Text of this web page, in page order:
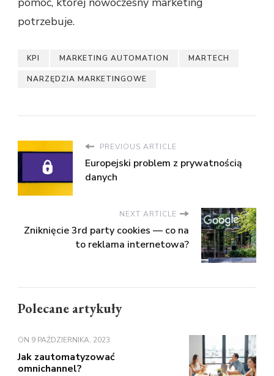
potrzebuje.
KPI MARKETING AUTOMATION MARTECH
NARZĘDZIA MARKETINGOWE
PREVIOUS ARTICLE
Europejski problem z prywatnością
danych
NEXT ARTICLE
Zniknięcie 3rd party cookies — co na
to reklama internetowa?
Polecane artykuły
ON 9 PAŹDZIERNIKA, 2023
Jak zautomatyzować
omnichannel?